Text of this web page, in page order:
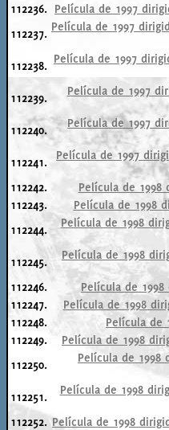
112236. Película de 1997
112237. Película de 1997
112238. Película de 1997
112239.
Película de 1997
112240.
Película de 1997
112241.
Película de 1997
112242.
Película de
112243.
Película de 1998
112244.
Película de 1998
112245.
Película de 1998
112246.
Película de
112247.
Película de 1998
112248.
Película de
112249.
Película de 1998
112250.
Película de 1998
112251.
Película de 1998
112252. Película de 1998